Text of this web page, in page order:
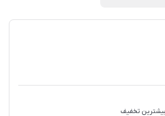
تخفیف